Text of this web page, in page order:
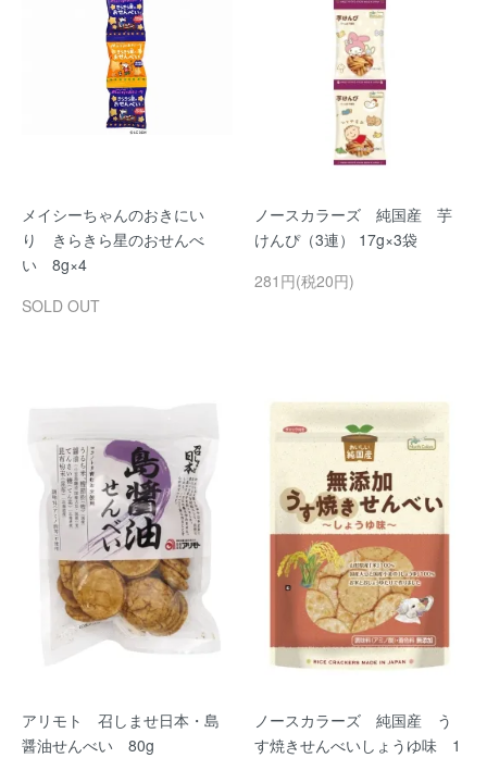
メイシーちゃんのおきにい
り きらきら星のおせんべ
い 8g×4
SOLD OUT
ノースカラーズ 純国産 芋
けんぴ（3連） 17g×3袋
281円(税20円)
アリモト 召しませ日本・島
醤油せんべい 80g
ノースカラーズ 純国産 う
す焼きせんべいしょうゆ味 1